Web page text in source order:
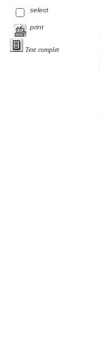
select
print
Text complet